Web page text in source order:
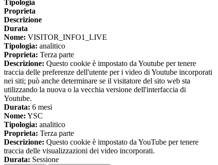
Tipologia
Proprieta
Descrizione
Durata
Nome: VISITOR_INFO1_LIVE
Tipologia: analitico
Proprieta: Terza parte
Descrizione: Questo cookie è impostato da Youtube per tenere
traccia delle preferenze dell'utente per i video di Youtube incorporati
nei siti; può anche determinare se il visitatore del sito web sta
utilizzando la nuova o la vecchia versione dell'interfaccia di
Youtube.
Durata: 6 mesi
Nome: YSC
Tipologia: analitico
Proprieta: Terza parte
Descrizione: Questo cookie è impostato da YouTube per tenere
traccia delle visualizzazioni dei video incorporati.
Durata: Sessione